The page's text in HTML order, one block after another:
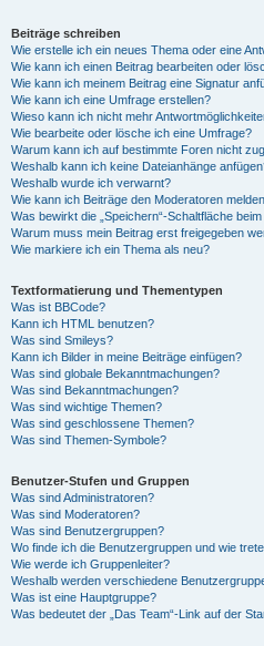
Beiträge schreiben
Wie erstelle ich ein neues Thema oder eine
Wie kann ich einen Beitrag bearbeiten oder
Wie kann ich meinem Beitrag eine Signatur
Wie kann ich eine Umfrage erstellen?
Wieso kann ich nicht mehr
Wie bearbeite oder lösche ich eine Umfrage?
Warum kann ich auf bestimmte Foren nicht
Weshalb kann ich keine Dateianhänge
Weshalb wurde ich verwarnt?
Wie kann ich Beiträge den Moderatoren
Was bewirkt die „Speichern“-Schaltfläche
Warum muss mein Beitrag erst freigegeben
Wie markiere ich ein Thema als neu?
Textformatierung und Thementypen
Was ist BBCode?
Kann ich HTML benutzen?
Was sind Smileys?
Kann ich Bilder in meine Beiträge einfügen?
Was sind globale Bekanntmachungen?
Was sind Bekanntmachungen?
Was sind wichtige Themen?
Was sind geschlossene Themen?
Was sind Themen-Symbole?
Benutzer-Stufen und Gruppen
Was sind Administratoren?
Was sind Moderatoren?
Was sind Benutzergruppen?
Wo finde ich die Benutzergruppen und wie
Wie werde ich Gruppenleiter?
Weshalb werden verschiedene
Was ist eine Hauptgruppe?
Was bedeutet der „Das Team“-Link auf der